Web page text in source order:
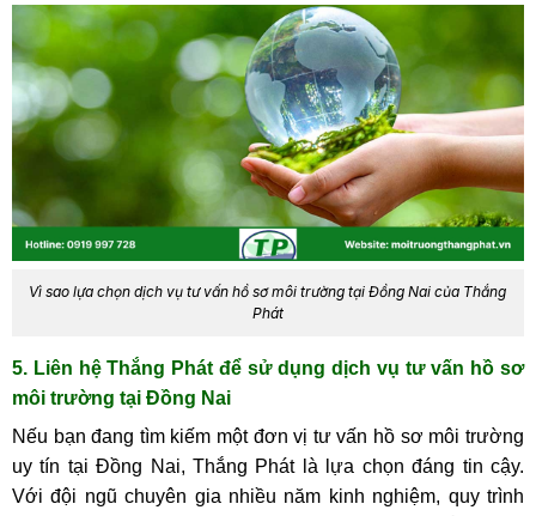
Vì sao lựa chọn dịch vụ tư vấn hồ sơ môi trường tại Đồng Nai của Thắng
Phát
5. Liên hệ Thắng Phát để sử dụng dịch vụ tư vấn hồ sơ
môi trường tại Đồng Nai
Nếu bạn đang tìm kiếm một đơn vị tư vấn hồ sơ môi trường
uy tín tại Đồng Nai, Thắng Phát là lựa chọn đáng tin cậy.
Với đội ngũ chuyên gia nhiều năm kinh nghiệm, quy trình